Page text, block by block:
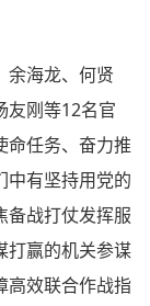
余海龙、何贤
友刚等12名官
命任务、奋力推
中有坚持用党的
备战打仗发挥服
打赢的机关参谋
高效联合作战指